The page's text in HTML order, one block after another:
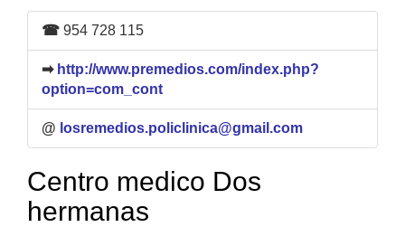
☎ 954 728 115
➡ http://www.premedios.com/index.php?
option=com_cont
@ losremedios.policlinica@gmail.com
Centro medico Dos
hermanas